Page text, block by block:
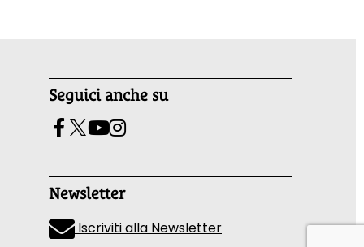
Seguici anche su
Newsletter
Iscriviti alla Newsletter